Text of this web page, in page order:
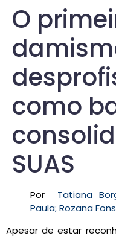
O
como
SUAS
Por Tatiana
Paula; Rozana
Apesar de estar